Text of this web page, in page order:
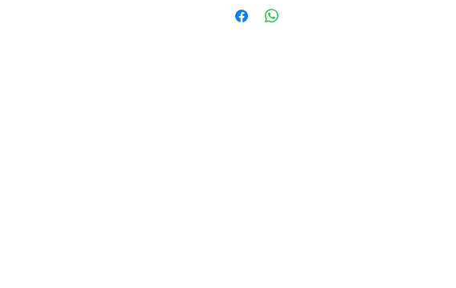
del kit di montaggio stradale (bulloni/dadi, coppetta